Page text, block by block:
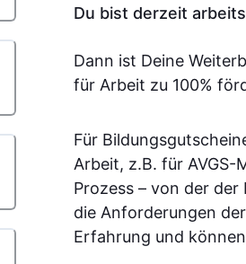
Du bist derzeit
Dann ist Deine
für Arbeit zu 100%
Für
Arbeit, z.B. für
Prozess – von der
die Anforderungen
Erfahrung und